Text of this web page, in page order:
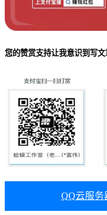
您的赞赏支持让我意识到写
QQ云服务